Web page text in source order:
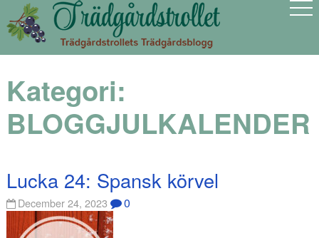
Kategori:
BLOGGJULKALENDER
Lucka 24: Spansk körvel
December 24, 2023 0